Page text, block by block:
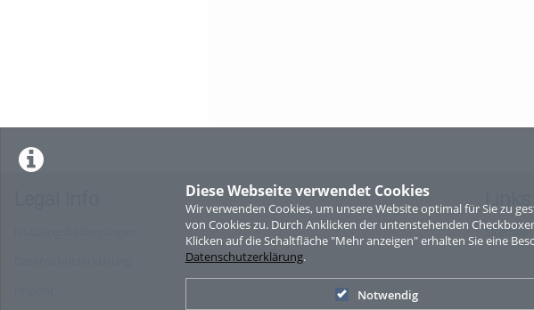
Diese Webseite verwendet Cookies
Wir verwenden Cookies, um unsere Website optimal für Sie zu
von Cookies zu. Durch Anklicken der untenstehenden
Klicken auf die Schaltfläche "Mehr anzeigen" erhalten Sie eine
Datenschutzerklärung.
Notwendig
Links
Sitemap